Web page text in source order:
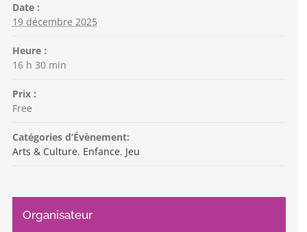
Date :
19 décembre 2025
Heure :
16 h 30 min
Prix :
Free
Catégories d’Évènement:
Arts & Culture, Enfance, Jeu
Organisateur